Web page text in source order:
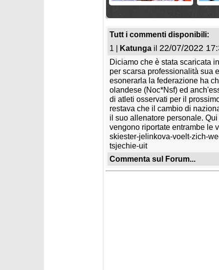
Bulgaria
martedì 7 giugno 2011
Nuovo stop per Bernard
Vajdic
venerdì
la
Tutt i commenti disponibili:
1 | Katunga il 22/07/2022
Diciamo che è stata scaricata
per scarsa professionalità sua
esonerarla la federazione ha
olandese (Noc*Nsf) ed
di atleti osservati per il
restava che il cambio di
il suo allenatore personale.
vengono riportate entrambe le
skiester-jelinkova-voelt-zich-
tsjechie-uit
Commenta sul Forum...